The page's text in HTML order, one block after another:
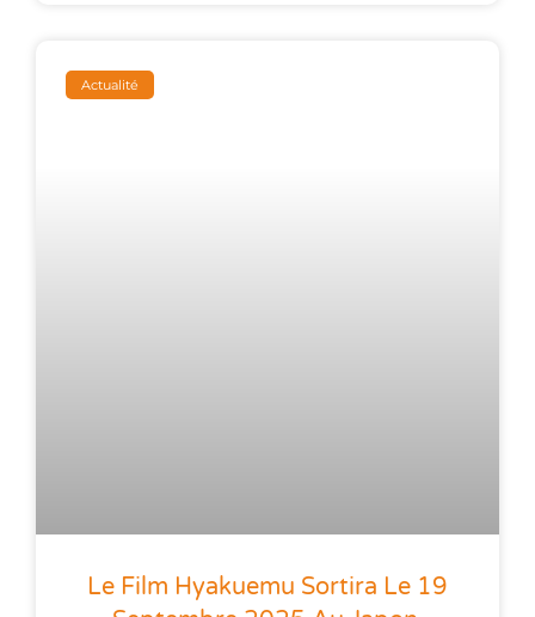
Actualité
Le Film Hyakuemu Sortira Le 19